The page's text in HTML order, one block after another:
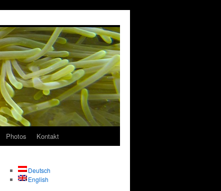
Photos Kontakt
Deutsch
English